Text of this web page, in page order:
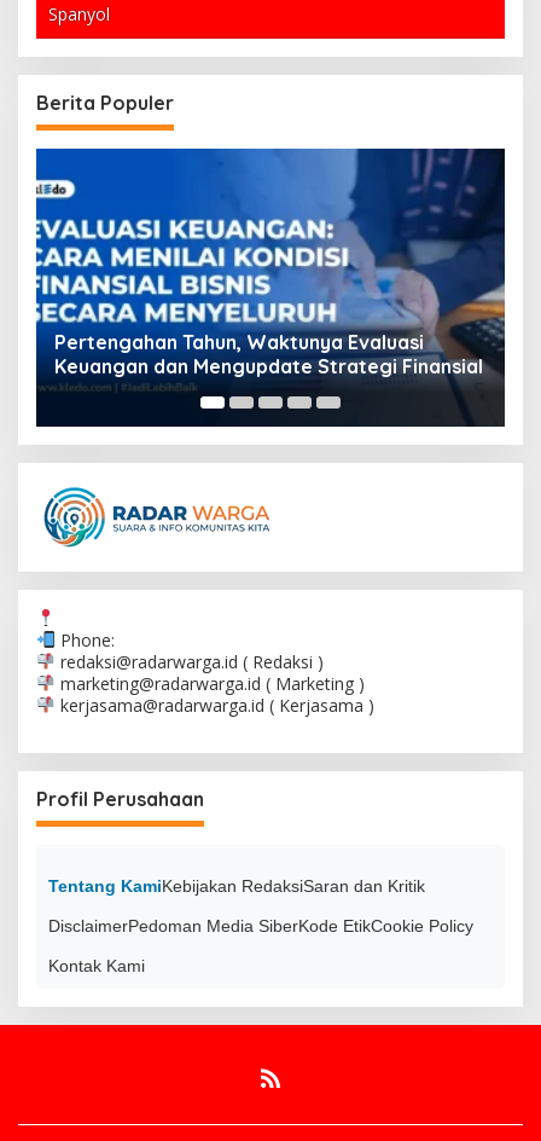
Spanyol
Berita Populer
Fluminense vs Vasco: Persaingan Sengit di
Copa do Brasil
Phone:
redaksi@radarwarga.id ( Redaksi )
marketing@radarwarga.id ( Marketing )
kerjasama@radarwarga.id ( Kerjasama )
Profil Perusahaan
Tentang KamiKebijakan RedaksiSaran dan Kritik
DisclaimerPedoman Media SiberKode EtikCookie Policy
Kontak Kami